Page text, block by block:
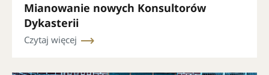
Mianowanie nowych Konsultorów
Dykasterii
Czytaj więcej